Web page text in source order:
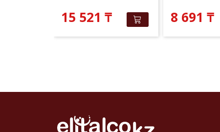
15 521 ₸ 8 691 ₸